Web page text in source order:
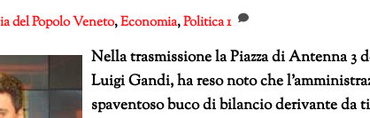
del Popolo Veneto,Economia,Politica1
Nella trasmissione la Piazza di Antenna 3
Luigi Gandi, ha reso noto che
spaventoso buco di bilancio derivante da